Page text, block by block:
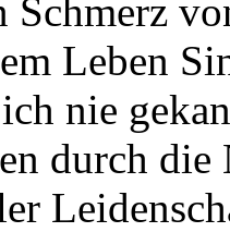
Schmerz
Leben
nie
durch die